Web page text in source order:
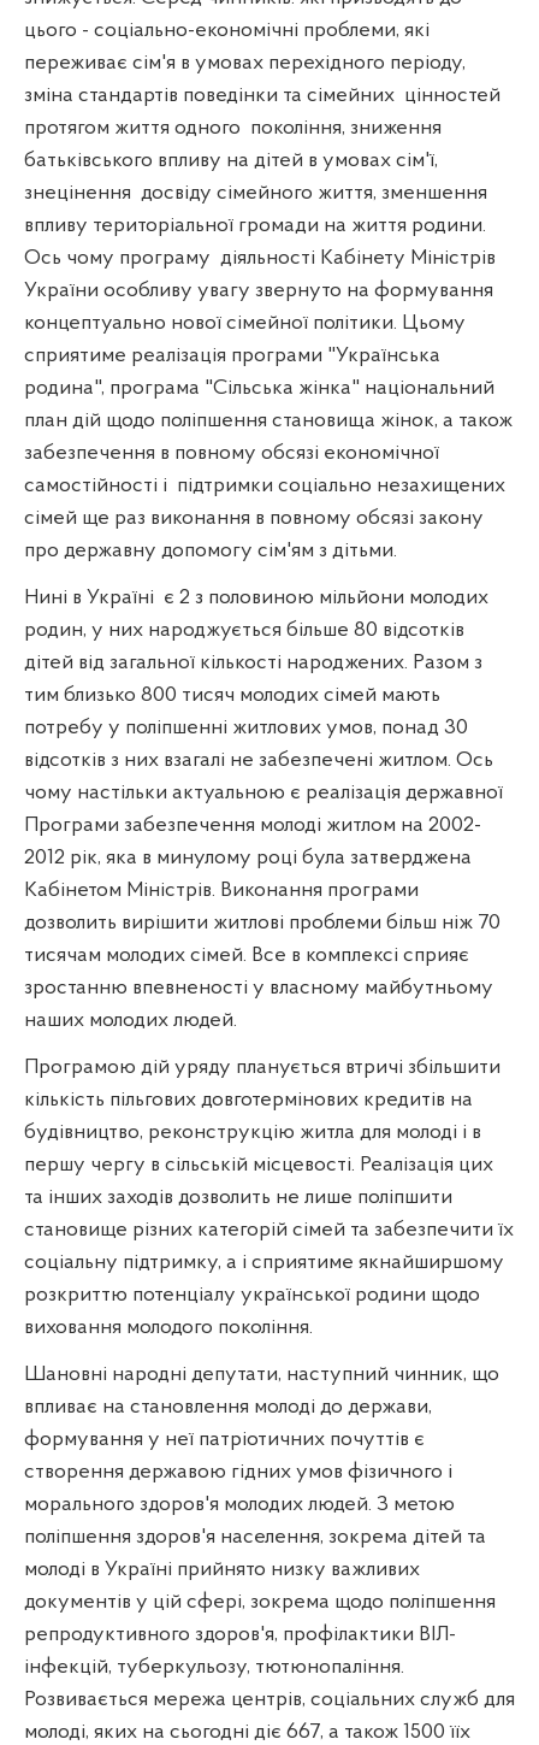
цього - соціально-економічні проблеми, які
переживає сім'я в умовах перехідного періоду,
зміна стандартів поведінки та сімейних цінностей
протягом життя одного покоління, зниження
батьківського впливу на дітей в умовах сім'ї,
знецінення досвіду сімейного життя, зменшення
впливу територіальної громади на життя родини.
Ось чому програму діяльності Кабінету Міністрів
України особливу увагу звернуто на формування
концептуально нової сімейної політики. Цьому
сприятиме реалізація програми "Українська
родина", програма "Сільська жінка" національний
план дій щодо поліпшення становища жінок, а також
забезпечення в повному обсязі економічної
самостійності і підтримки соціально незахищених
сімей ще раз виконання в повному обсязі закону
про державну допомогу сім'ям з дітьми.
Нині в Україні є 2 з половиною мільйони молодих
родин, у них народжується більше 80 відсотків
дітей від загальної кількості народжених. Разом з
тим близько 800 тисяч молодих сімей мають
потребу у поліпшенні житлових умов, понад 30
відсотків з них взагалі не забезпечені житлом. Ось
чому настільки актуальною є реалізація державної
Програми забезпечення молоді житлом на 2002-
2012 рік, яка в минулому році була затверджена
Кабінетом Міністрів. Виконання програми
дозволить вирішити житлові проблеми більш ніж 70
тисячам молодих сімей. Все в комплексі сприяє
зростанню впевненості у власному майбутньому
наших молодих людей.
Програмою дій уряду планується втричі збільшити
кількість пільгових довготермінових кредитів на
будівництво, реконструкцію житла для молоді і в
першу чергу в сільській місцевості. Реалізація цих
та інших заходів дозволить не лише поліпшити
становище різних категорій сімей та забезпечити їх
соціальну підтримку, а і сприятиме якнайширшому
розкриттю потенціалу української родини щодо
виховання молодого покоління.
Шановні народні депутати, наступний чинник, що
впливає на становлення молоді до держави,
формування у неї патріотичних почуттів є
створення державою гідних умов фізичного і
морального здоров'я молодих людей. З метою
поліпшення здоров'я населення, зокрема дітей та
молоді в Україні прийнято низку важливих
документів у цій сфері, зокрема щодо поліпшення
репродуктивного здоров'я, профілактики ВІЛ-
інфекцій, туберкульозу, тютюнопаління.
Розвивається мережа центрів, соціальних служб для
молоді, яких на сьогодні діє 667, а також 1500 їїх